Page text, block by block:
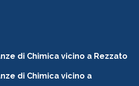
di Chimica vicino a Rezzato
di Chimica vicino a